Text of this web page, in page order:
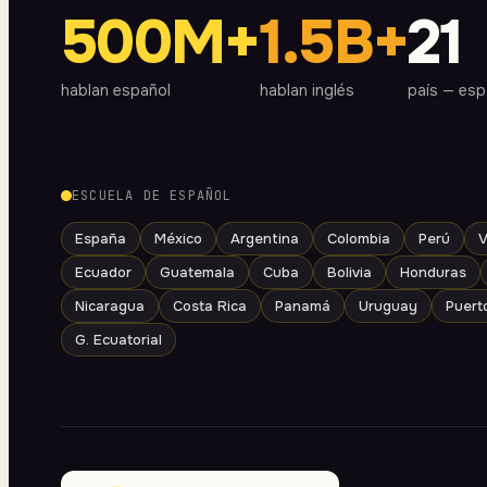
500M+
hablan español
1.5B+
hablan inglés
21
país —
ESCUELA DE ESPAÑOL
España México Argentina Colombia Perú
Ecuador
Guatemala Cuba Bolivia
Honduras
Nicaragua
Costa Rica Panamá Uruguay
G. Ecuatorial